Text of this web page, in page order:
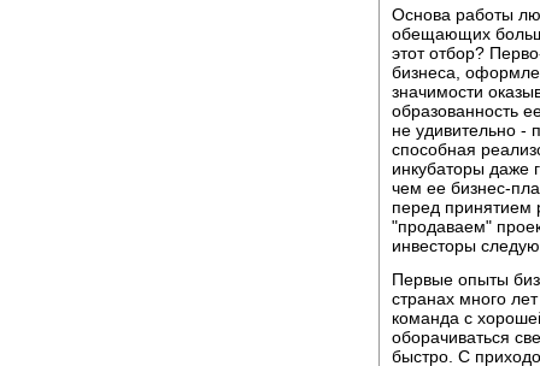
Основа работы
обещающих
этот отбор?
бизнеса,
значимости
образованность
не удивительно -
способная
инкубаторы даже
чем ее бизнес-
перед принятием
"продаваем"
инвесторы
Первые опыты
странах много
команда с
оборачиваться
быстро. С